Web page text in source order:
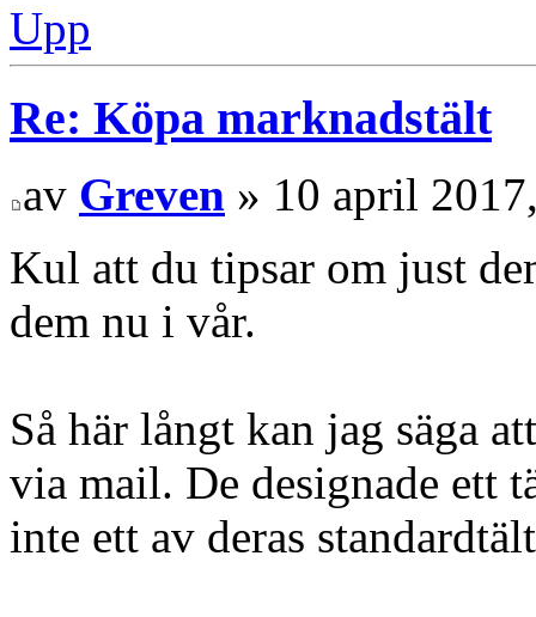
Upp
Re: Köpa marknadstält
av Greven » 10 april
Kul att du tipsar om just
dem nu i vår.
Så här långt kan jag säga
via mail. De designade ett
inte ett av deras